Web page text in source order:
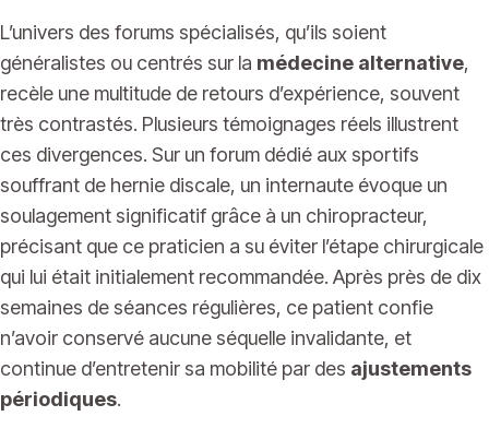
L’univers des forums spécialisés, qu’ils soient
généralistes ou centrés sur la médecine alternative,
recèle une multitude de retours d’expérience, souvent
très contrastés. Plusieurs témoignages réels illustrent
ces divergences. Sur un forum dédié aux sportifs
souffrant de hernie discale, un internaute évoque un
soulagement significatif grâce à un chiropracteur,
précisant que ce praticien a su éviter l’étape chirurgicale
qui lui était initialement recommandée. Après près de dix
semaines de séances régulières, ce patient confie
n’avoir conservé aucune séquelle invalidante, et
continue d’entretenir sa mobilité par des ajustements
périodiques.